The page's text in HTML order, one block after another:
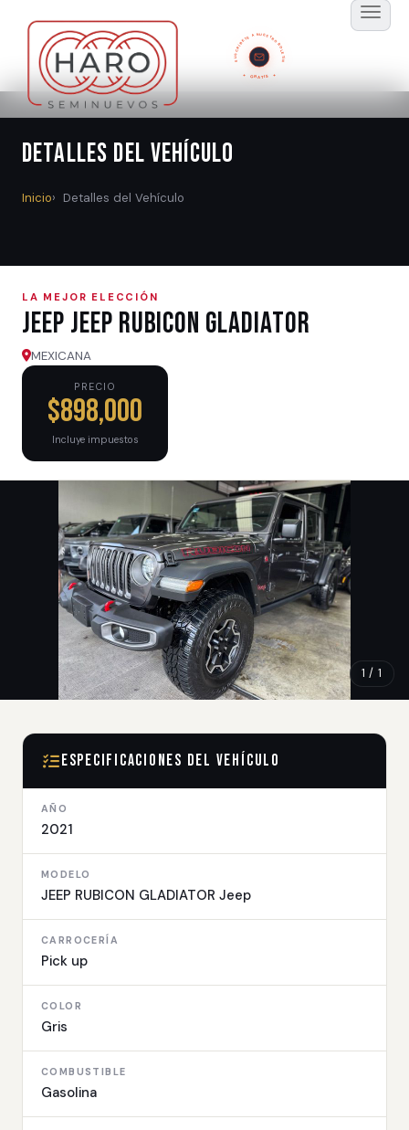
SUSCRÍBETE A NUESTRO BOLETÍN
GRATIS
Detalles del Vehículo
Inicio Detalles del Vehículo
LA MEJOR ELECCIÓN
Jeep JEEP RUBICON GLADIATOR
MEXICANA
PRECIO
$898,000
Incluye impuestos
1 / 1
Especificaciones del Vehículo
AÑO
2021
MODELO
JEEP RUBICON GLADIATOR Jeep
CARROCERÍA
Pick up
COLOR
Gris
COMBUSTIBLE
Gasolina